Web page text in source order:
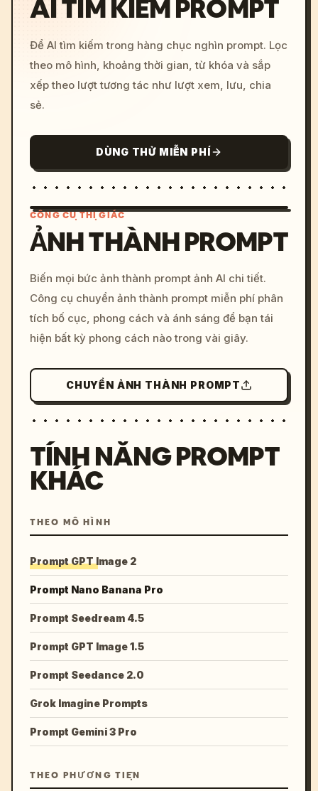
AI TÌM KIẾM PROMPT
Để AI tìm kiếm trong hàng chục nghìn prompt. Lọc
theo mô hình, khoảng thời gian, từ khóa và sắp
xếp theo lượt tương tác như lượt xem, lưu, chia
sẻ.
DÙNG THỬ MIỄN PHÍ
c, cyberpunk sunset, neon
colors, 8k --v 6.0
CÔNG CỤ THỊ GIÁC
ẢNH THÀNH PROMPT
Biến mọi bức ảnh thành prompt ảnh AI chi tiết.
Công cụ chuyển ảnh thành prompt miễn phí phân
tích bố cục, phong cách và ánh sáng để bạn tái
hiện bất kỳ phong cách nào trong vài giây.
CHUYỂN ẢNH THÀNH PROMPT
TÍNH NĂNG PROMPT
KHÁC
THEO MÔ HÌNH
Prompt GPT Image 2
Prompt Nano Banana Pro
Prompt Seedream 4.5
Prompt GPT Image 1.5
Prompt Seedance 2.0
Grok Imagine Prompts
Prompt Gemini 3 Pro
THEO PHƯƠNG TIỆN